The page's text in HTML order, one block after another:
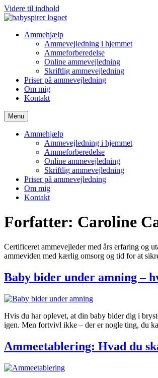
Videre til indhold
Ammehjælp
Ammevejledning i hjemmet
Ammeforberedelse
Online ammevejledning
Skriftlig ammevejledning
Priser på ammevejledning
Om mig
Kontakt
Menu
Ammehjælp
Ammevejledning i hjemmet
Ammeforberedelse
Online ammevejledning
Skriftlig ammevejledning
Priser på ammevejledning
Om mig
Kontakt
Forfatter: Caroline
Certificeret ammevejleder med års erfaring og
ammeviden med kærlig omsorg og tid for at
Baby bider under amning –
Hvis du har oplevet, at din baby bider dig i
igen. Men fortvivl ikke – der er nogle ting, du
Ammeetablering: Hvad du